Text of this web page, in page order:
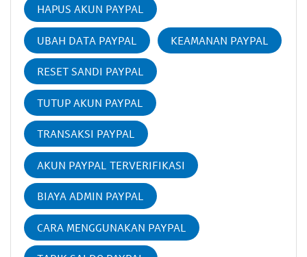
HAPUS AKUN PAYPAL
UBAH DATA PAYPAL KEAMANAN PAYPAL
RESET SANDI PAYPAL
TUTUP AKUN PAYPAL
TRANSAKSI PAYPAL
AKUN PAYPAL TERVERIFIKASI
BIAYA ADMIN PAYPAL
CARA MENGGUNAKAN PAYPAL